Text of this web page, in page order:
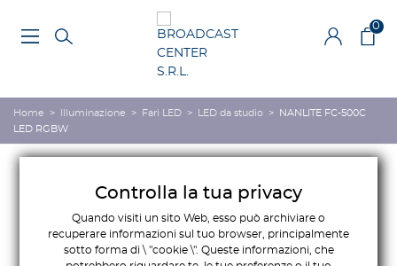
0
Home > Illuminazione > Fari LED > LED da studio >
NANLITE FC-500C
LED RGBW
Controlla la tua privacy
Quando visiti un sito Web, esso può archiviare o
recuperare informazioni sul tuo browser, principalmente
sotto forma di \ "cookie \". Queste informazioni, che